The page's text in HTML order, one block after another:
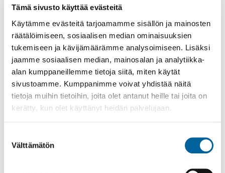
Tämä sivusto käyttää evästeitä
Käytämme evästeitä tarjoamamme sisällön ja mainosten
räätälöimiseen, sosiaalisen median ominaisuuksien
tukemiseen ja kävijämäärämme analysoimiseen. Lisäksi
jaamme sosiaalisen median, mainosalan ja analytiikka-
alan kumppaneillemme tietoja siitä, miten käytät
sivustoamme. Kumppanimme voivat yhdistää näitä
tietoja muihin tietoihin, joita olet antanut heille tai joita on
kerätty, kun olet käyttänyt heidän palvelujaan.
valinta
Välttämätön
Poistomyynti kirjaston aukioloaikana
03.06.2026-31.08.2026
Poppelikatu 10
Lue lisää